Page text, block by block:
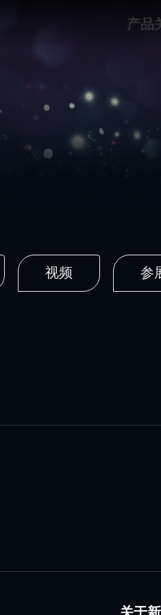
产品
视频 参